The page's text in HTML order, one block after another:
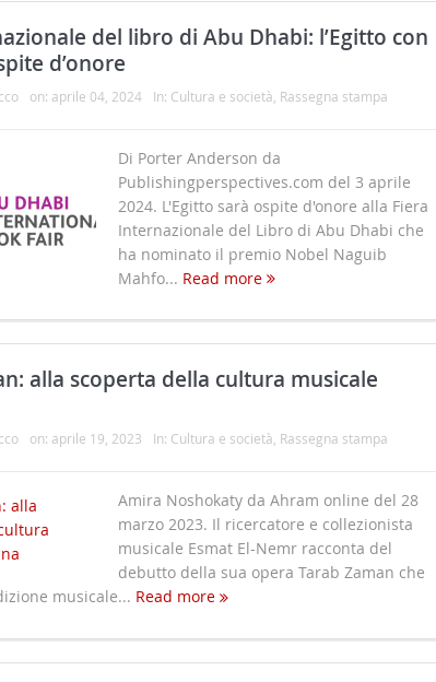
del libro di Abu Dhabi: l’Egitto con
d’onore
on: aprile 04, 2024 In: Cultura e società Rassegna stampa
Di Porter Anderson da
Publishingperspectives.com del 3 aprile
2024. L'Egitto sarà ospite d'onore alla Fiera
Internazionale del Libro di Abu Dhabi che
ha nominato il premio Nobel Naguib
Mahfo... Read more
alla scoperta della cultura musicale
on: aprile 19, 2023 In: Cultura e società, Rassegna stampa
Amira Noshokaty da Ahram online del 28
marzo 2023. Il ricercatore e collezionista
musicale Esmat El-Nemr racconta del
debutto della sua opera Tarab Zaman che
musicale... Read more